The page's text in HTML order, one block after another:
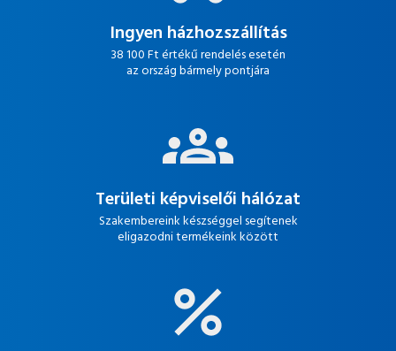
Ingyen házhozszállítás
38 100 Ft értékű rendelés esetén
az ország bármely pontjára
Területi képviselői hálózat
Szakembereink készséggel segítenek
eligazodni termékeink között